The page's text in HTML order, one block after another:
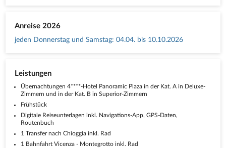
Anreise 2026
jeden Donnerstag und Samstag: 04.04. bis 10.10.2026
Leistungen
Übernachtungen 4****-Hotel Panoramic Plaza in der Kat. A in Deluxe-
Zimmern und in der Kat. B in Superior-Zimmern
Frühstück
Digitale Reiseunterlagen inkl. Navigations-App, GPS-Daten,
Routenbuch
1 Transfer nach Chioggia inkl. Rad
1 Bahnfahrt Vicenza - Montegrotto inkl. Rad